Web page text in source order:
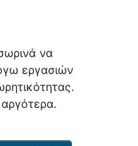
να
εργασιών